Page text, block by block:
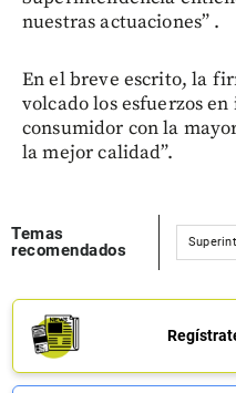
nuestras actuaciones” .
En el breve escrito, la
volcado los esfuerzos
consumidor con la
la mejor calidad”.
Temas
recomendados